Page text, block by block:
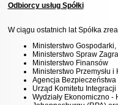
Odbiorcy usług Spółki
W ciągu ostatnich lat Spółka
Ministerstwo
Ministerstwo Spraw
Ministerstwo Finansów
Ministerstwo Przemysłu i
Agencja
Urząd Komitetu
Wydziały Ekonomiczno